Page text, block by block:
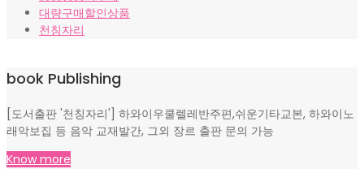
대량구매할인상품
천칭자리
book Publishing
[도서출판 '천칭자리'] 하와이우쿨렐레반주편,쉬운기타교본, 하와이노
래악보집 등 음악 교재발간, 그외 장르 출판 문의 가능
Know more